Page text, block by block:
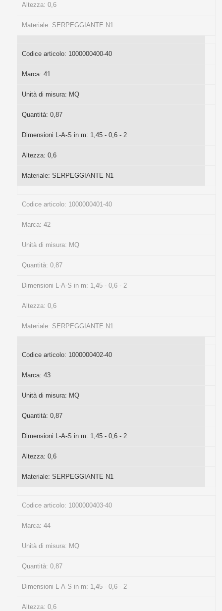
Altezza: 0,6
Materiale: SERPEGGIANTE N1
Codice articolo: 1000000400-40
Marca: 41
Unità di misura: MQ
Quantità: 0,87
Dimensioni L-A-S in m: 1,45 - 0,6 - 2
Altezza: 0,6
Materiale: SERPEGGIANTE N1
Codice articolo: 1000000401-40
Marca: 42
Unità di misura: MQ
Quantità: 0,87
Dimensioni L-A-S in m: 1,45 - 0,6 - 2
Altezza: 0,6
Materiale: SERPEGGIANTE N1
Codice articolo: 1000000402-40
Marca: 43
Unità di misura: MQ
Quantità: 0,87
Dimensioni L-A-S in m: 1,45 - 0,6 - 2
Altezza: 0,6
Materiale: SERPEGGIANTE N1
Codice articolo: 1000000403-40
Marca: 44
Unità di misura: MQ
Quantità: 0,87
Dimensioni L-A-S in m: 1,45 - 0,6 - 2
Altezza: 0,6